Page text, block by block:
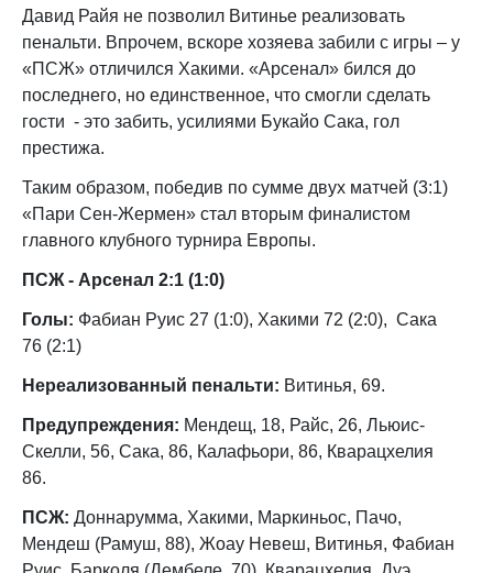
Давид Райя не позволил Витинье реализовать
пенальти. Впрочем, вскоре хозяева забили с игры – у
«ПСЖ» отличился Хакими. «Арсенал» бился до
последнего, но единственное, что смогли сделать
гости - это забить, усилиями Букайо Сака, гол
престижа.
Таким образом, победив по сумме двух матчей (3:1)
«Пари Сен-Жермен» стал вторым финалистом
главного клубного турнира Европы.
ПСЖ - Арсенал 2:1 (1:0)
Голы: Фабиан Руис 27 (1:0), Хакими 72 (2:0), Сака
76 (2:1)
Нереализованный пенальти: Витинья, 69.
Предупреждения: Мендещ, 18, Райс, 26, Льюис-
Скелли, 56, Сака, 86, Калафьори, 86, Кварацхелия
86.
ПСЖ: Доннарумма, Хакими, Маркиньос, Пачо,
Мендеш (Рамуш, 88), Жоау Невеш, Витинья, Фабиан